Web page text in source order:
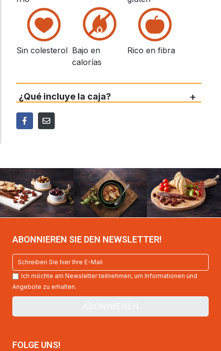
Sin colesterol Bajo en
calorías
Rico en fibra
¿Qué incluye la caja? +
ABONNIEREN SIE DEN NEWSLETTER!
Ich möchte am Newsletter teilnehmen, um Informationen und
Angebote zu erhalten.
FOLGE UNS!